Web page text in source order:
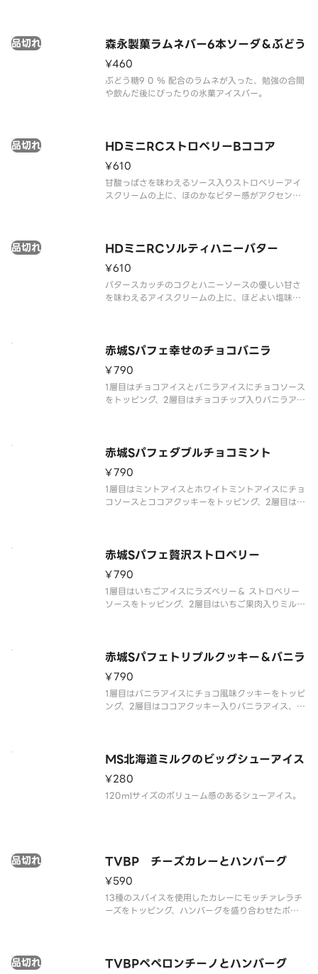
森永製菓ラムネバー6本ソーダ＆ぶどう
品切れ
¥460
ぶどう糖9 0 ％ 配合のラムネが入った、勉強の合間
や飲んだ後にぴったりの氷菓アイスバー。
HDミニRCストロベリーBココア
品切れ
¥610
甘酸っぱさを味わえるソース入りストロベリーアイ
スクリームの上に、ほのかなビター感がアクセント
HDミニRCソルティハニーバター
品切れ
¥610
バタースカッチのコクとハニーソースの優しい甘さ
を味わえるアイスクリームの上に、ほどよい塩味を
赤城Sパフェ幸せのチョコバニラ
¥790
1層目はチョコアイスとバニラアイスにチョコソース
をトッピング、2層目はチョコチップ入りバニラアイ
赤城Sパフェダブルチョコミント
¥790
1層目はミントアイスとホワイトミントアイスにチョ
コソースとココアクッキーをトッピング、2層目はホ
赤城Sパフェ贅沢ストロベリー
¥790
1層目はいちごアイスにラズベリー＆ ストロベリー
ソースをトッピング、2層目はいちご果肉入りミルク
赤城Sパフェトリプルクッキー＆バニラ
¥790
1層目はバニラアイスにチョコ風味クッキーをトッピ
ング、2層目はココアクッキー入りバニラアイス、2
MS北海道ミルクのビッグシューアイス
¥280
120mlサイズのボリューム感のあるシューアイス。
TVBP チーズカレーとハンバーグ
品切れ
¥590
13種のスパイスを使用したカレーにモッチァレラチ
ーズをトッピング、ハンバーグを盛り合わせたボリ
TVBPペペロンチーノとハンバーグ
品切れ